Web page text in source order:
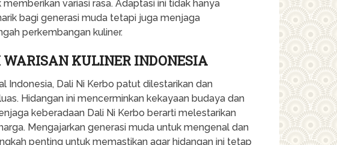
variasi rasa. Adaptasi ini tidak hanya
bagi generasi muda tetapi juga menjaga
perkembangan kuliner.
WARISAN KULINER INDONESIA
Indonesia, Dali Ni Kerbo patut dilestarikan dan
Hidangan ini mencerminkan kekayaan budaya dan
keberadaan Dali Ni Kerbo berarti melestarikan
Mengajarkan generasi muda untuk mengenal dan
penting untuk memastikan agar hidangan ini tetap